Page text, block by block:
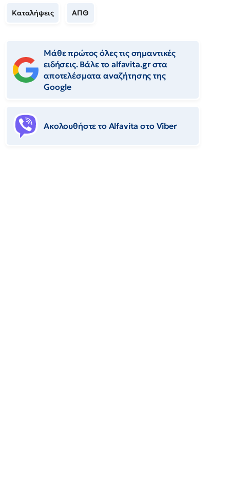
Καταλήψεις ΑΠΘ
Μάθε πρώτος όλες τις σημαντικές
ειδήσεις. Βάλε το alfavita.gr στα
αποτελέσματα αναζήτησης της
Google
Ακολουθήστε το Αlfavita στο Viber